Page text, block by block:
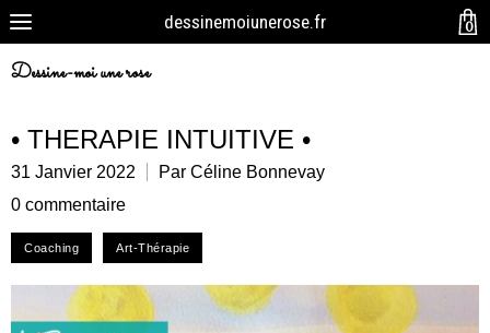
dessinemoiunerose.fr
Dessine-moi une rose
• THERAPIE INTUITIVE •
31 Janvier 2022
Par Céline Bonnevay
0 commentaire
0